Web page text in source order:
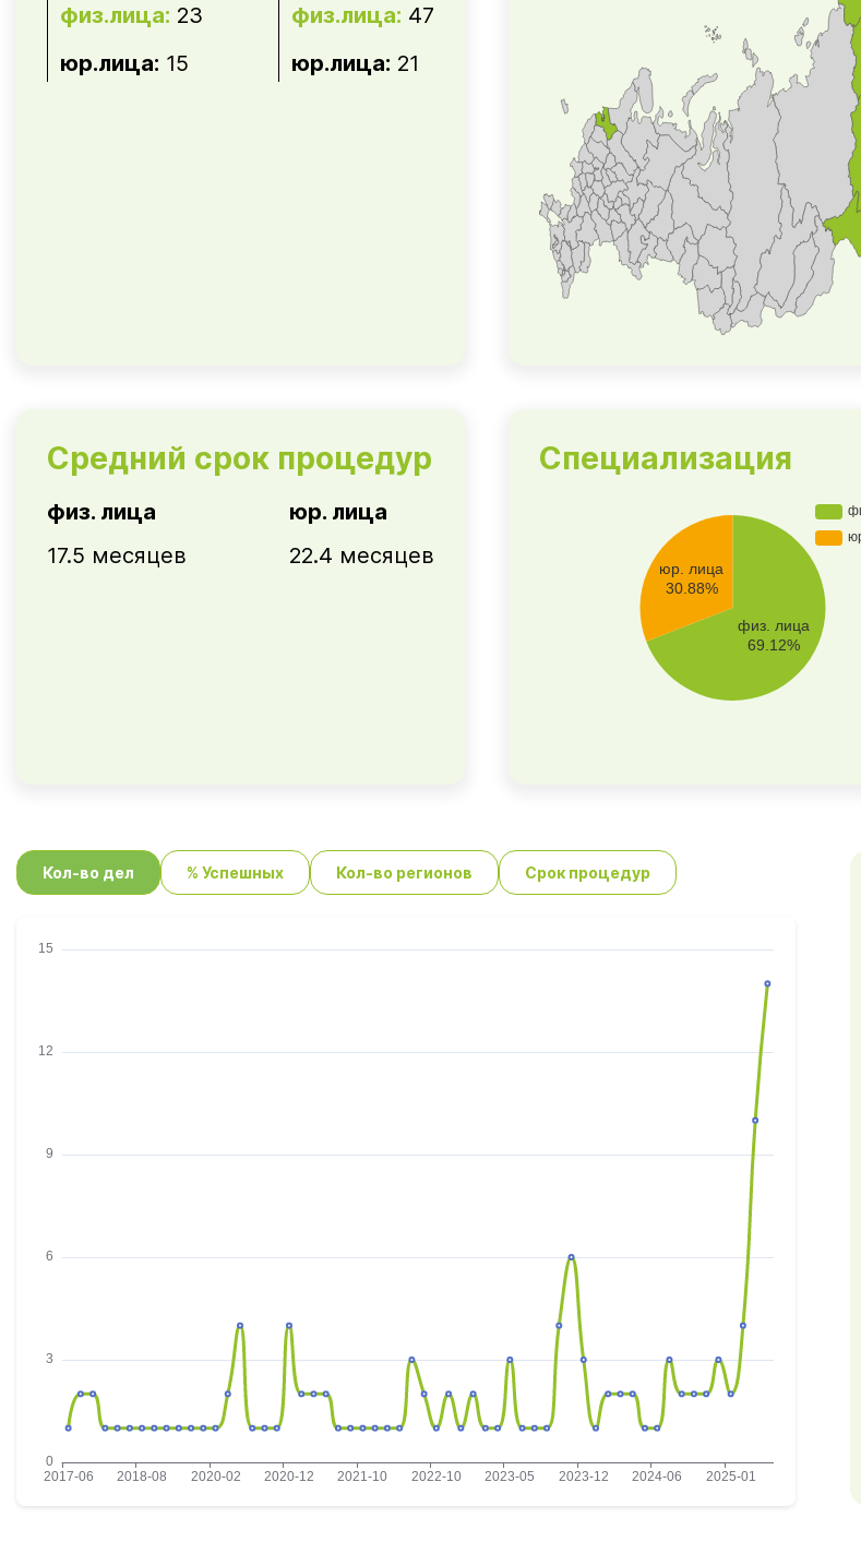
физ.лица: 23
юр.лица: 15
физ.лица: 47
юр.лица: 21
Средний срок процедур
физ. лица
17.5 месяцев
юр. лица
22.4 месяцев
Специализация
Кол-во дел % Успешных Кол-во регионов Срок процедур